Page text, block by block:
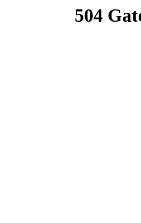
504